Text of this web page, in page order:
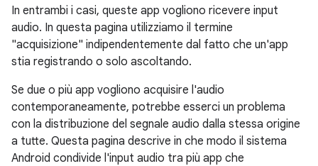
In entrambi i casi, queste app vogliono ricevere input
audio. In questa pagina utilizziamo il termine
"acquisizione" indipendentemente dal fatto che un'app
stia registrando o solo ascoltando.
Se due o più app vogliono acquisire l'audio
contemporaneamente, potrebbe esserci un problema
con la distribuzione del segnale audio dalla stessa origine
a tutte. Questa pagina descrive in che modo il sistema
Android condivide l'input audio tra più app che